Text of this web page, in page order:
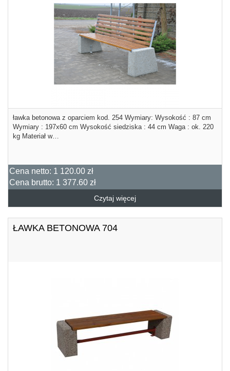
ławka betonowa z oparciem kod. 254 Wymiary: Wysokość : 87 cm
Wymiary : 197x60 cm Wysokość siedziska : 44 cm Waga : ok. 220
kg Materiał w…
Cena netto: 1 120.00 zł
Cena brutto: 1 377.60 zł
Czytaj więcej
ŁAWKA BETONOWA 704